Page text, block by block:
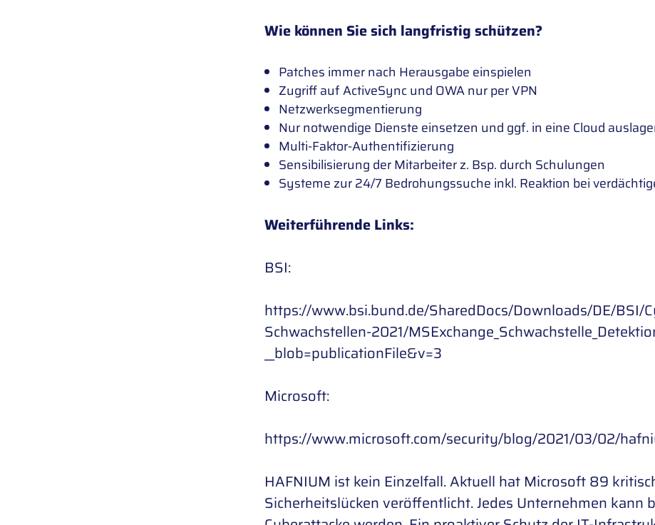
Wie können Sie sich langfristig schützen?
Patches immer nach Herausgabe einspielen
Zugriff auf ActiveSync und OWA nur per VPN
Netzwerksegmentierung
Nur notwendige Dienste einsetzen und ggf. in eine Cloud
Multi-Faktor-Authentifizierung
Sensibilisierung der Mitarbeiter z. Bsp. durch Schulungen
Systeme zur 24/7 Bedrohungssuche inkl. Reaktion bei
Weiterführende Links:
BSI:
https://www.bsi.bund.de/SharedDocs/Downloads/DE/BSI/
Schwachstellen-2021/
__blob=publicationFile&v=3
Microsoft:
https://www.microsoft.com/security/blog/2021/03/02/
HAFNIUM ist kein Einzelfall. Aktuell hat Microsoft 89
Sicherheitslücken veröffentlicht. Jedes Unternehmen